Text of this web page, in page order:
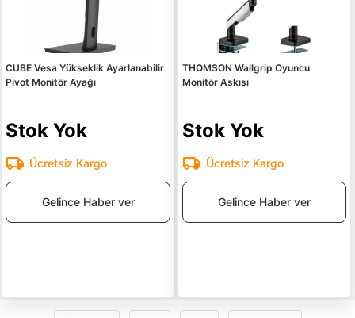
CUBE Vesa Yükseklik Ayarlanabilir
Pivot Monitör Ayağı
Stok Yok
Ücretsiz Kargo
Gelince Haber ver
THOMSON Wallgrip Oyuncu
Monitör Askısı
Stok Yok
Ücretsiz Kargo
Gelince Haber ver